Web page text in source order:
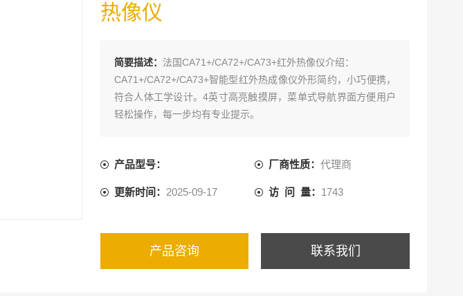
热像仪
简要描述： 法国CA71+/CA72+/CA73+红外热像仪介绍：
CA71+/CA72+/CA73+智能型红外热成像仪外形简约，小巧便携，
符合人体工学设计。4英寸高亮触摸屏，菜单式导航界面方便用户
轻松操作，每一步均有专业提示。
产品型号： 厂商性质：代理商
更新时间： 2025-09-17 访 问 量： 1743
产品咨询 联系我们